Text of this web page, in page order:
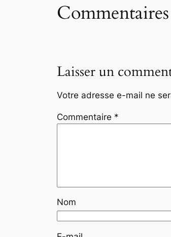
Commentaires
Laisser un
Votre adresse e-mail ne
Commentaire *
Nom